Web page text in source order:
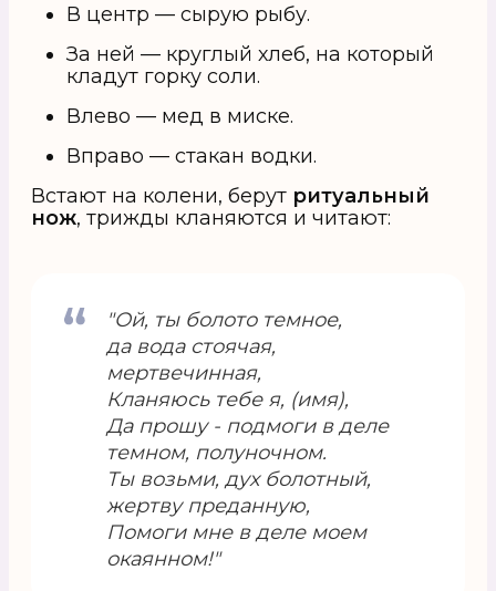
В центр — сырую рыбу.
За ней — круглый хлеб, на который
кладут горку соли.
Влево — мед в миске.
Вправо — стакан водки.
Встают на колени, берут ритуальный
нож, трижды кланяются и читают:
"Ой, ты болото темное,
да вода стоячая,
мертвечинная,
Кланяюсь тебе я, (имя),
Да прошу - подмоги в деле
темном, полуночном.
Ты возьми, дух болотный,
жертву преданную,
Помоги мне в деле моем
окаянном!"